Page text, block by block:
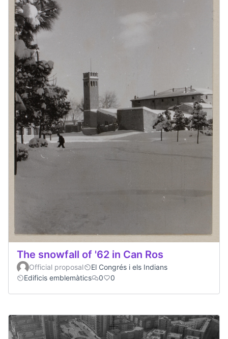
The snowfall of '62 in Can Ros
Official proposal
El Congrés i els Indians
Edificis emblemàtics
0 0